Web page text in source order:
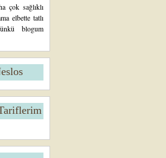
çok sağlıklı
elbette tatlı
blogum